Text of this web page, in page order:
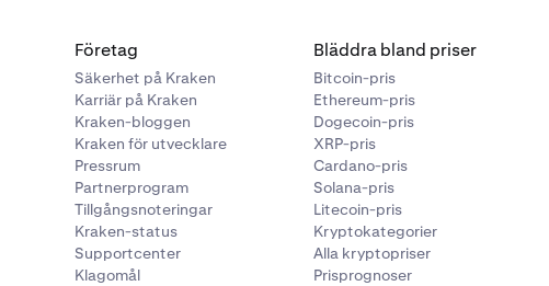
Företag
Säkerhet på Kraken
Karriär på Kraken
Kraken-bloggen
Kraken för utvecklare
Pressrum
Partnerprogram
Tillgångsnoteringar
Kraken-status
Supportcenter
Klagomål
Bläddra bland priser
Bitcoin-pris
Ethereum-pris
Dogecoin-pris
XRP-pris
Cardano-pris
Solana-pris
Litecoin-pris
Kryptokategorier
Alla kryptopriser
Prisprognoser